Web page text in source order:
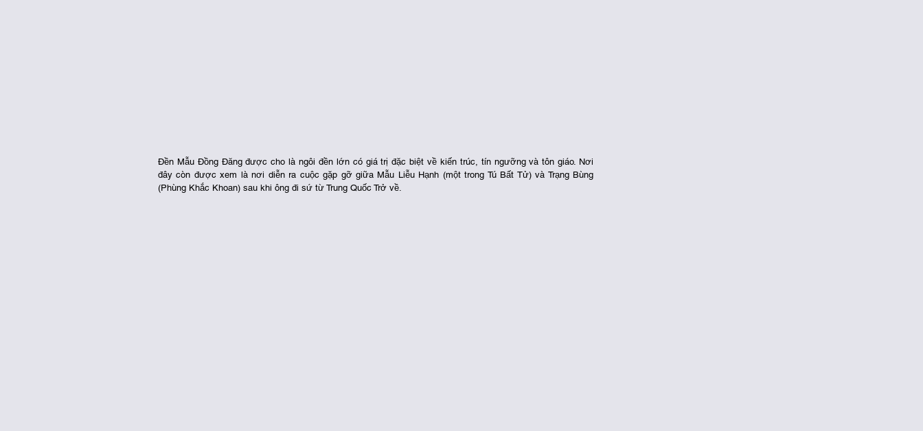
Đền Mẫu Đồng Đăng được cho là ngôi đền lớn có giá trị đặc biệt về kiến trúc, tín ngưỡng và tôn giáo. Nơi
đây còn được xem là nơi diễn ra cuộc gặp gỡ giữa Mẫu Liễu Hạnh (một trong Tú Bất Tử) và Trạng Bùng
(Phùng Khắc Khoan) sau khi ông đi sứ từ Trung Quốc Trở về.